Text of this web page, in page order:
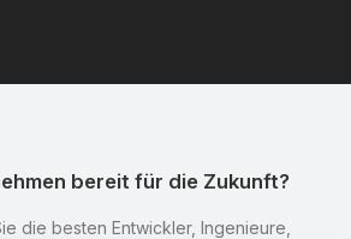
bereit für die Zukunft?
die besten Entwickler, Ingenieure,